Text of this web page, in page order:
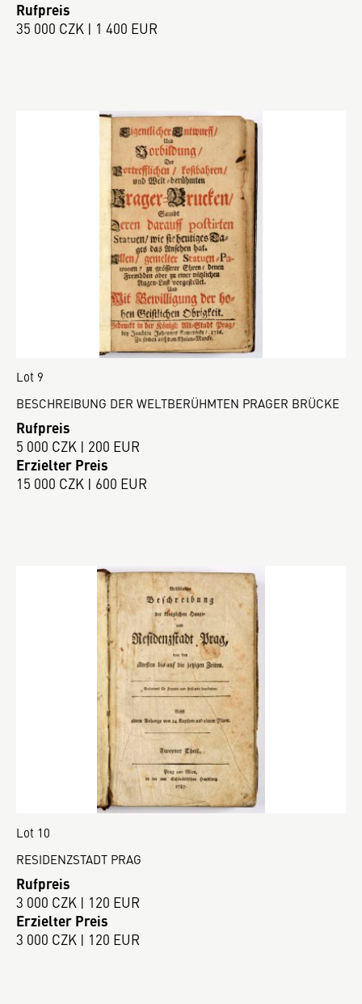
Rufpreis
35 000 CZK | 1 400 EUR
Lot 9
BESCHREIBUNG DER WELTBERÜHMTEN PRAGER BRÜCKE
Rufpreis
5 000 CZK | 200 EUR
Erzielter Preis
15 000 CZK | 600 EUR
Lot 10
RESIDENZSTADT PRAG
Rufpreis
3 000 CZK | 120 EUR
Erzielter Preis
3 000 CZK | 120 EUR